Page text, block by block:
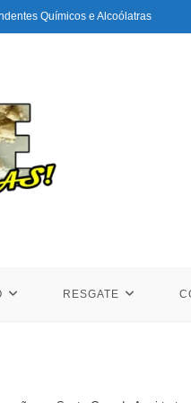
Químicos e Alcoólatras
RESGATE